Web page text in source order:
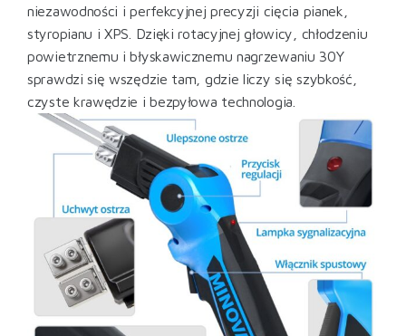
niezawodności i perfekcyjnej precyzji cięcia pianek,
styropianu i XPS. Dzięki rotacyjnej głowicy, chłodzeniu
powietrznemu i błyskawicznemu nagrzewaniu 30Y
sprawdzi się wszędzie tam, gdzie liczy się szybkość,
czyste krawędzie i bezpyłowa technologia.